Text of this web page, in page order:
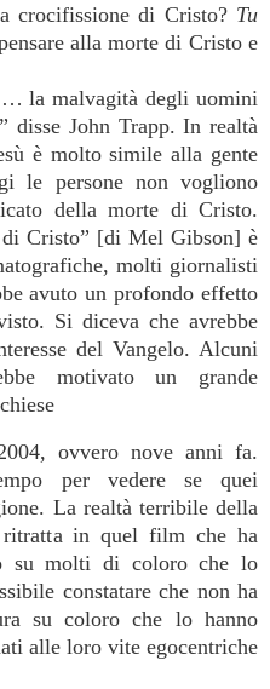
crocifissione di Cristo? Tu
alla morte di Cristo e
… la malvagità degli uomini
disse John Trapp. In realtà
è molto simile alla gente
le persone non vogliono
della morte di Cristo.
Cristo” [di Mel Gibson] è
molti giornalisti
avuto un profondo effetto
Si diceva che avrebbe
del Vangelo. Alcuni
motivato un grande
ovvero nove anni fa.
per vedere se quei
La realtà terribile della
ritratta in quel film che ha
su molti di coloro che lo
constatare che non ha
su coloro che lo hanno
alle loro vite egocentriche